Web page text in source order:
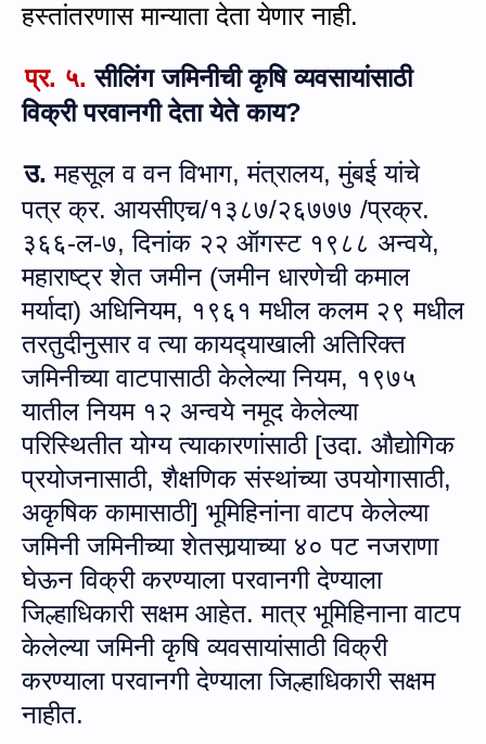
हस्तांतरणास मान्याता देता येणार नाही.
प्र. ५. सीलिंग जमिनीची कृषि व्यवसायांसाठी
विक्री परवानगी देता येते काय?
उ. महसूल व वन विभाग,मंत्रालय,मुंबई यांचे
पत्र क्र. आयसीएच/१३८७/२६७७७ /प्रक्र.
३६६-ल-७, दिनांक २२ ऑगस्ट १९८८ अन्‍वये,
महाराष्ट्र शेत जमीन (जमीन धारणेची कमाल
मर्यादा) अधिनियम, १९६१ मधील कलम २९ मधील
तरतुदीनुसार व त्या कायद्‍याखाली अतिरिक्त
जमिनीच्या वाटपासाठी केलेल्या नियम, १९७५
यातील नियम १२ अन्वये नमूद केलेल्या
परिस्थितीत योग्य त्याकारणांसाठी [उदा. औद्योगिक
प्रयोजनासाठी,शैक्षणिक संस्थांच्या उपयोगासाठी,
अकृषिक कामासाठी] भूमिहिनांना वाटप केलेल्या
जमिनी जमिनीच्या शेतसार्‍याच्या ४० पट नजराणा
घेऊन विक्री करण्याला परवानगी देण्याला
जिल्हाधिकारी सक्षम आहेत. मात्र भूमिहिनाना वाटप
केलेल्या जमिनी कृषि व्यवसायांसाठी विक्री
करण्याला परवानगी देण्याला जिल्हाधिकारी सक्षम
नाहीत.